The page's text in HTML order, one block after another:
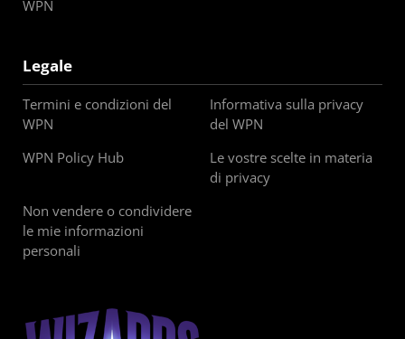
WPN
Legale
Termini e condizioni del
WPN
Informativa sulla privacy
del WPN
WPN Policy Hub
Le vostre scelte in materia
di privacy
Non vendere o condividere
le mie informazioni
personali